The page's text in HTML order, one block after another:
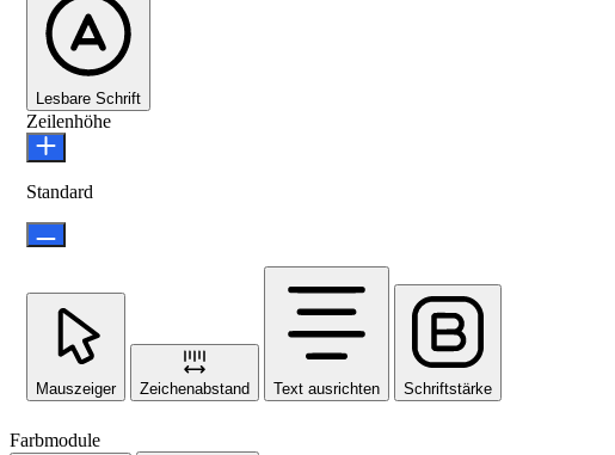
Lesbare Schrift
Zeilenhöhe
Standard
Mauszeiger Zeichenabstand Text ausrichten Schriftstärke
Farbmodule